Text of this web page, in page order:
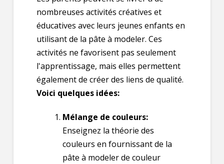
nombreuses activités créatives et
éducatives avec leurs jeunes enfants en
utilisant de la pâte à modeler. Ces
activités ne favorisent pas seulement
l'apprentissage, mais elles permettent
également de créer des liens de qualité.
Voici quelques idées:
Mélange de couleurs:
Enseignez la théorie des
couleurs en fournissant de la
pâte à modeler de couleur